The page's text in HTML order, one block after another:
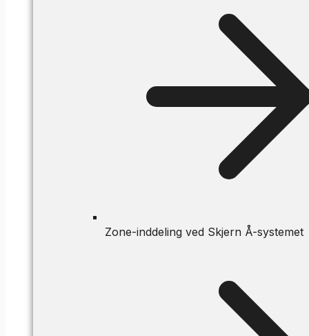
Zone-inddeling ved Skjern Å-systemet